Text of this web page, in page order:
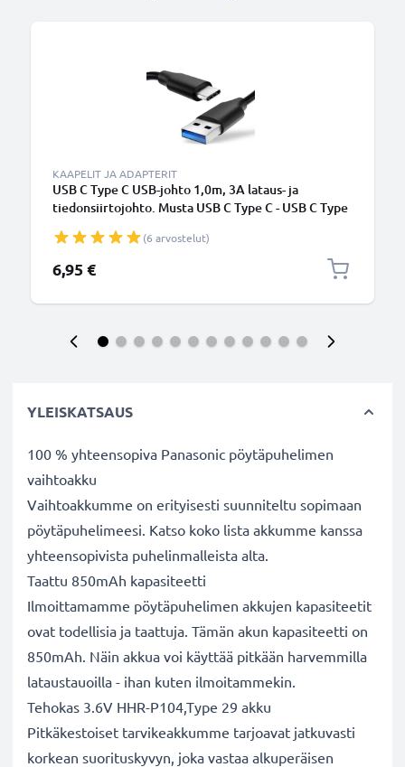
KAAPELIT JA ADAPTERIT
USB C Type C USB-johto 1,0m, 3A lataus- ja
tiedonsiirtojohto. Musta USB C Type C - USB C Type
(6 arvostelut)
6,95 €
YLEISKATSAUS
100 % yhteensopiva Panasonic pöytäpuhelimen
vaihtoakku
Vaihtoakkumme on erityisesti suunniteltu sopimaan
pöytäpuhelimeesi. Katso koko lista akkumme kanssa
yhteensopivista puhelinmalleista alta.
Taattu 850mAh kapasiteetti
Ilmoittamamme pöytäpuhelimen akkujen kapasiteetit
ovat todellisia ja taattuja. Tämän akun kapasiteetti on
850mAh. Näin akkua voi käyttää pitkään harvemmilla
lataustauoilla - ihan kuten ilmoitammekin.
Tehokas 3.6V HHR-P104,Type 29 akku
Pitkäkestoiset tarvikeakkumme tarjoavat jatkuvasti
korkean suorituskyvyn, joka vastaa alkuperäisen